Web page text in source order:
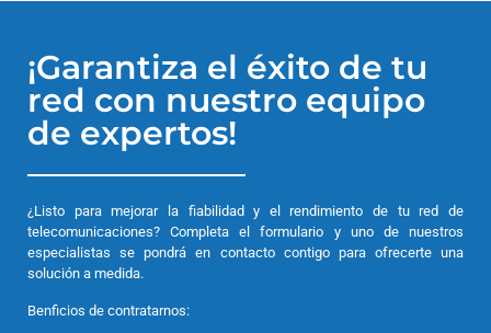
¡Garantiza el éxito de tu
red con nuestro equipo
de expertos!
¿Listo para mejorar la fiabilidad y el rendimiento de tu red de
telecomunicaciones? Completa el formulario y uno de nuestros
especialistas se pondrá en contacto contigo para ofrecerte una
solución a medida.
Benficios de contratarnos: